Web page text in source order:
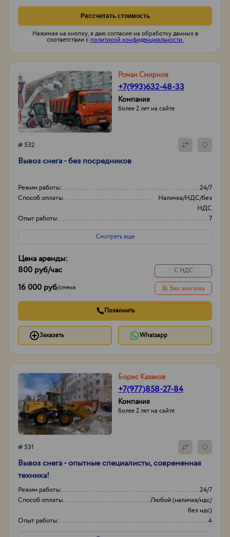
Рассчитать стоимость
Нажимая на кнопку, я даю согласие на обработку данных в
соответствии с политикой конфиденциальности.
Роман Смирнов
+7(993)632-48-33
Компания
более 2 лет на сайте
# 532
Вывоз снега - без посредников
Режим работы:
24/7
Способ оплаты
Наличка/НДС/без
НДС
Опыт работы:
7
Объем
20-35
Смотреть еще
Цена аренды:
800 руб/час
16 000 руб/смена
С НДС
Без экипажа
Позвонить
Заказать Whatsapp
Борис Казаков
+7(977)858-27-84
Компания
более 2 лет на сайте
# 531
Вывоз снега - опытные специалисты, современная
техника!
Режим работы:
24/7
Способ оплаты
Любой (наличка/ндс/
без ндс)
Опыт работы:
4
Объем
20-30